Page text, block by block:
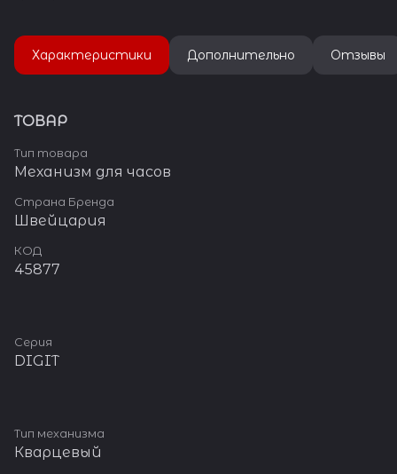
производство.
Характеристики Дополнительно Отзывы
ТОВАР
Тип товара
Механизм для часов
Страна Бренда
Швейцария
КОД
45877
Серия
DIGIT
Тип механизма
Кварцевый